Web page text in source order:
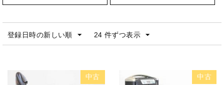
ライフ・フィットネス
登録日時の新しい順 24 件ずつ表示
中古 中古